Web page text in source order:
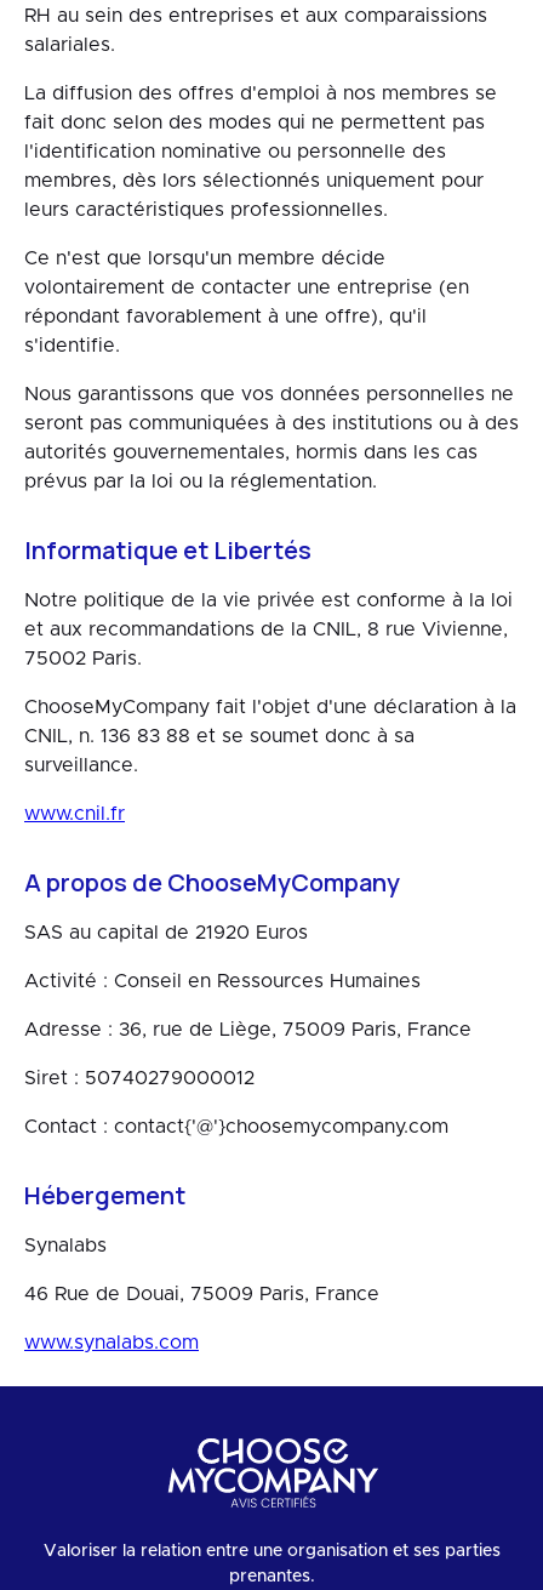
RH au sein des entreprises et aux comparaissions
salariales.
La diffusion des offres d'emploi à nos membres se
fait donc selon des modes qui ne permettent pas
l'identification nominative ou personnelle des
membres, dès lors sélectionnés uniquement pour
leurs caractéristiques professionnelles.
Ce n'est que lorsqu'un membre décide
volontairement de contacter une entreprise (en
répondant favorablement à une offre), qu'il
s'identifie.
Nous garantissons que vos données personnelles ne
seront pas communiquées à des institutions ou à des
autorités gouvernementales, hormis dans les cas
prévus par la loi ou la réglementation.
Informatique et Libertés
Notre politique de la vie privée est conforme à la loi
et aux recommandations de la CNIL, 8 rue Vivienne,
75002 Paris.
ChooseMyCompany fait l'objet d'une déclaration à la
CNIL, n. 136 83 88 et se soumet donc à sa
surveillance.
www.cnil.fr
A propos de ChooseMyCompany
SAS au capital de 21920 Euros
Activité : Conseil en Ressources Humaines
Adresse : 36, rue de Liège, 75009 Paris, France
Siret : 50740279000012
Contact : contact{'@'}choosemycompany.com
Hébergement
Synalabs
46 Rue de Douai, 75009 Paris, France
www.synalabs.com
Valoriser la relation entre une organisation et ses parties
prenantes.